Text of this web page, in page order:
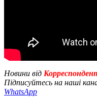
Новини від
Підписуйтесь на наші
WhatsApp